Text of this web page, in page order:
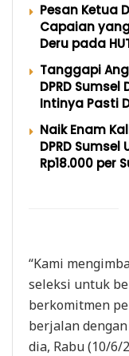
Pesan Ketua
Capaian
Deru pada
Tanggapi
DPRD
Intinya Pasti
Naik Enam
DPRD
Rp18.000 per
“Kami
seleksi untuk
berkomitmen
berjalan
dia, Rabu (10/6/